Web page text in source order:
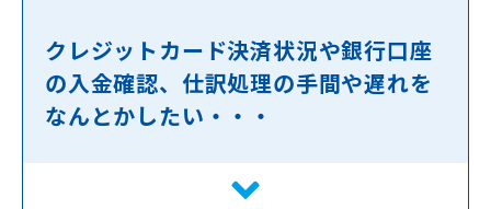
クレジットカード決済状況や銀行口座
の入金確認、仕訳処理の手間や遅れを
なんとかしたい・・・